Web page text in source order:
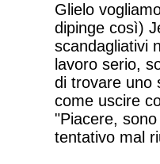
Glielo
dipinge così)
scandagliativi
lavoro serio,
di trovare uno
come uscire
"Piacere,
tentativo mal